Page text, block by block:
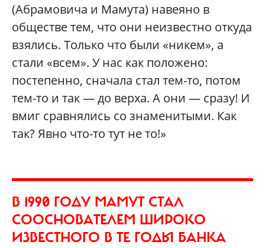
(Абрамовича и Мамута) навеяно в
обществе тем, что они неизвестно откуда
взялись. Только что были «никем», а
стали «всем». У нас как положено:
постепенно, сначала стал тем-то, потом
тем-то и так — до верха. А они — сразу! И
вмиг сравнялись со знаменитыми. Как
так? Явно что-то тут не то!»
В 1990 ГОДУ МАМУТ СТАЛ
СООСНОВАТЕЛЕМ ШИРОКО
ИЗВЕСТНОГО В ТЕ ГОДЫ БАНКА